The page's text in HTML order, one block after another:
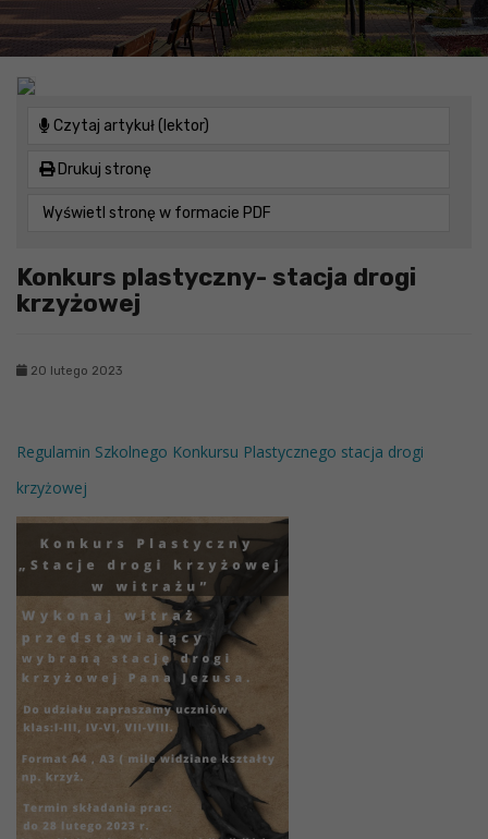
Czytaj artykuł (lektor)
Drukuj stronę
Wyświetl stronę w formacie PDF
Konkurs plastyczny- stacja drogi
krzyżowej
20 lutego 2023
Regulamin Szkolnego Konkursu Plastycznego stacja drogi
krzyżowej